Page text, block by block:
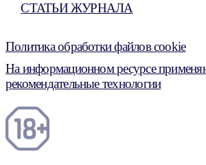
СТАТЬИ ЖУРНАЛА
Политика обработки файлов cookie
На информационном ресурсе
рекомендательные технологии